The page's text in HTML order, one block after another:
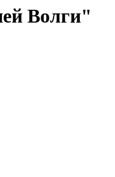
Волги"